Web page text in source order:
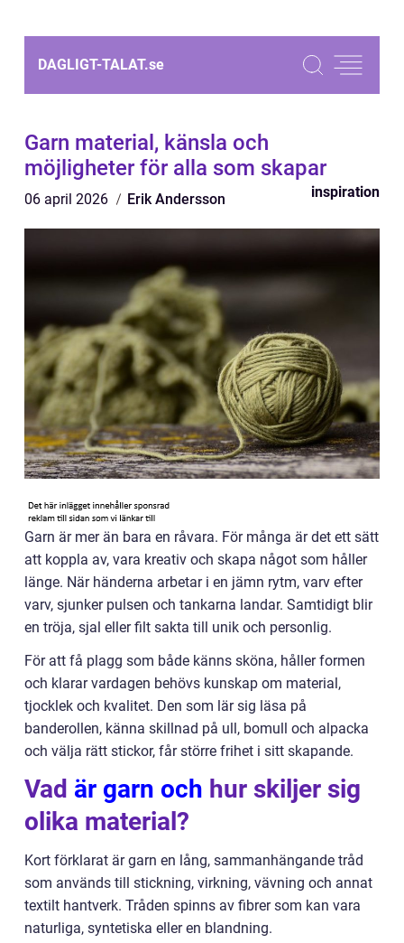
DAGLIGT-TALAT.se
Garn material, känsla och
möjligheter för alla som skapar
06 april 2026 Erik Andersson inspiration
Garn är mer än bara en råvara. För många är det ett sätt
att koppla av, vara kreativ och skapa något som håller
länge. När händerna arbetar i en jämn rytm, varv efter
varv, sjunker pulsen och tankarna landar. Samtidigt blir
en tröja, sjal eller filt sakta till unik och personlig.
För att få plagg som både känns sköna, håller formen
och klarar vardagen behövs kunskap om material,
tjocklek och kvalitet. Den som lär sig läsa på
banderollen, känna skillnad på ull, bomull och alpacka
och välja rätt stickor, får större frihet i sitt skapande.
Vad är garn och hur skiljer sig
olika material?
Kort förklarat är garn en lång, sammanhängande tråd
som används till stickning, virkning, vävning och annat
textilt hantverk. Tråden spinns av fibrer som kan vara
naturliga, syntetiska eller en blandning.